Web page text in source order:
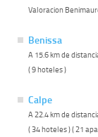
Valoracion
Benissa
A 15.6 km de
( 9 hoteles )
Calpe
A 22.4 km de
( 34 hoteles ) ( 21